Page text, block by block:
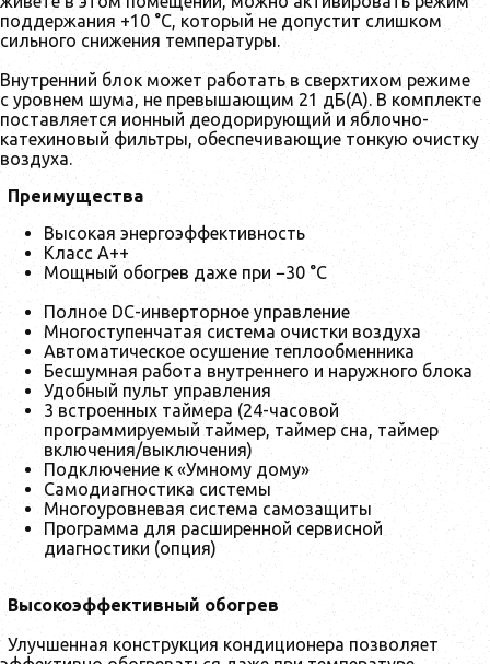
поддержания +10 °С, который не допустит слишком
сильного снижения температуры.
Внутренний блок может работать в сверхтихом режиме
с уровнем шума, не превышающим 21 дБ(А). В комплекте
поставляется ионный деодорирующий и яблочно-
катехиновый фильтры, обеспечивающие тонкую очистку
воздуха.
Преимущества
Высокая энергоэффективность
Класс A++
Мощный обогрев даже при −30 °С
Полное DC-инверторное управление
Многоступенчатая система очистки воздуха
Автоматическое осушение теплообменника
Бесшумная работа внутреннего и наружного блока
Удобный пульт управления
3 встроенных таймера (24-часовой
программируемый таймер, таймер сна, таймер
включения/выключения)
Подключение к «Умному дому»
Самодиагностика системы
Многоуровневая система самозащиты
Программа для расширенной сервисной
диагностики (опция)
Высокоэффективный обогрев
Улучшенная конструкция кондиционера позволяет